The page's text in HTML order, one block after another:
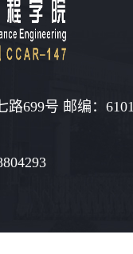
699号 邮编：